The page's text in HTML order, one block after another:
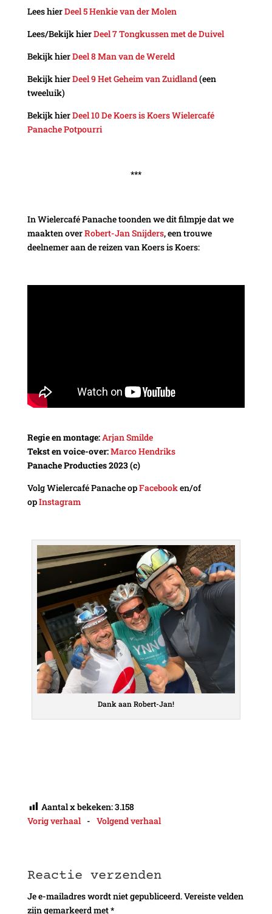
Lees hierDeel 5 Henkie van der Molen
Lees/Bekijk hierDeel 7 Tongkussen met de Duivel
Bekijk hierDeel 8 Man van de Wereld
Bekijk hierDeel 9 Het Geheim van Zuidland(een
tweeluik)
Bekijk hierDeel 10 De Koers is Koers Wielercafé
Panache Potpourri
***
In Wielercafé Panache toonden we dit filmpje dat we
maakten overRobert-Jan Snijders, een trouwe
deelnemer aan de reizen van Koers is Koers:
Regie en montage: Arjan Smilde
Tekst en voice-over:Marco Hendriks
Panache Producties 2023 (c)
Volg Wielercafé Panache opFacebooken/of
opInstagram
Dank aan Robert-Jan!
Aantal x bekeken:3.158
Vorig verhaal - Volgend verhaal
Reactie verzenden
Je e-mailadres wordt niet gepubliceerd.Vereiste velden
zijn gemarkeerd met*